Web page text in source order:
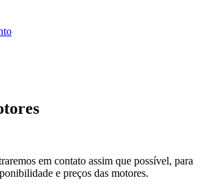
em contato assim que possível, para
e preços das motores.